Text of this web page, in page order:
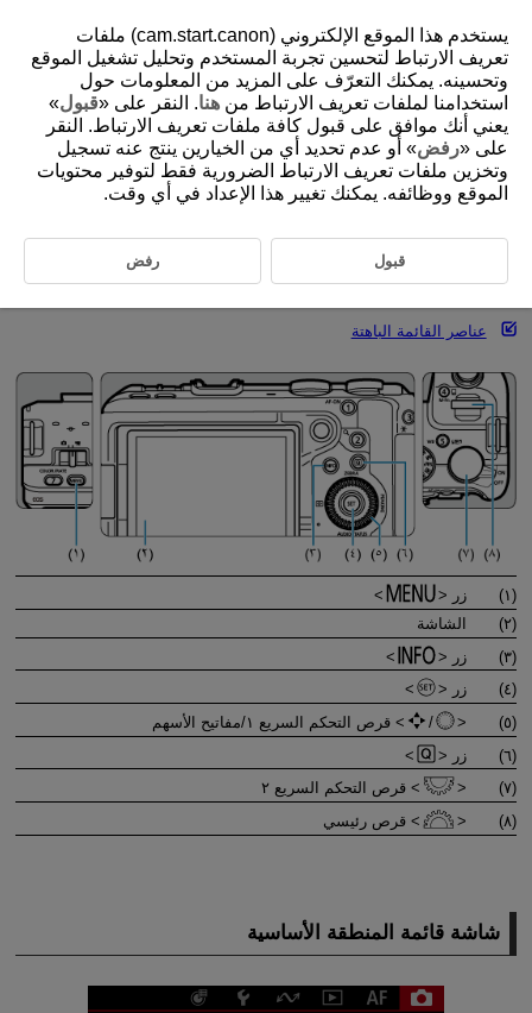
D388-025
عمليات القائمة وإعداداتها
شاشة قائمة المنطقة الأساسية
شاشة قائمة المنطقة الإبداعية
عناصر القائمة الباهتة
(١)
زر
(٢)
الشاشة
(٣)
زر
(٤)
زر
(٥)
/
قرص التحكم السريع ١/مفاتيح الأسهم
(٦)
زر
(٧)
قرص التحكم السريع ٢
(٨)
قرص رئيسي
شاشة قائمة المنطقة الأساسية
يستخدم هذا الموقع الإلكتروني (cam.start.canon) ملفات
تعريف الارتباط لتحسين تجربة المستخدم وتحليل تشغيل الموقع
وتحسينه. يمكنك التعرّف على المزيد من المعلومات حول
استخدامنا لملفات تعريف الارتباط من هنا. النقر على «قبول»
يعني أنك موافق على قبول كافة ملفات تعريف الارتباط. النقر
على «رفض» أو عدم تحديد أي من الخيارين ينتج عنه تسجيل
وتخزين ملفات تعريف الارتباط الضرورية فقط لتوفير محتويات
الموقع ووظائفه. يمكنك تغيير هذا الإعداد في أي وقت.
قبول رفض